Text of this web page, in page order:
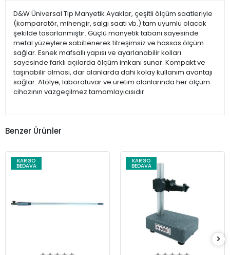
D&W Üniversal Tip Manyetik Ayaklar, çeşitli ölçüm saatleriyle
(komparatör, mihengir, salgı saati vb.) tam uyumlu olacak
şekilde tasarlanmıştır. Güçlü manyetik tabanı sayesinde
metal yüzeylere sabitlenerek titreşimsiz ve hassas ölçüm
sağlar. Esnek mafsallı yapısı ve ayarlanabilir kolları
sayesinde farklı açılarda ölçüm imkanı sunar. Kompakt ve
taşınabilir olması, dar alanlarda dahi kolay kullanım avantajı
sağlar. Atölye, laboratuvar ve üretim alanlarında her ölçüm
cihazının vazgeçilmez tamamlayıcısıdır.
Benzer Ürünler
KARGO
BEDAVA
KARGO
BEDAVA